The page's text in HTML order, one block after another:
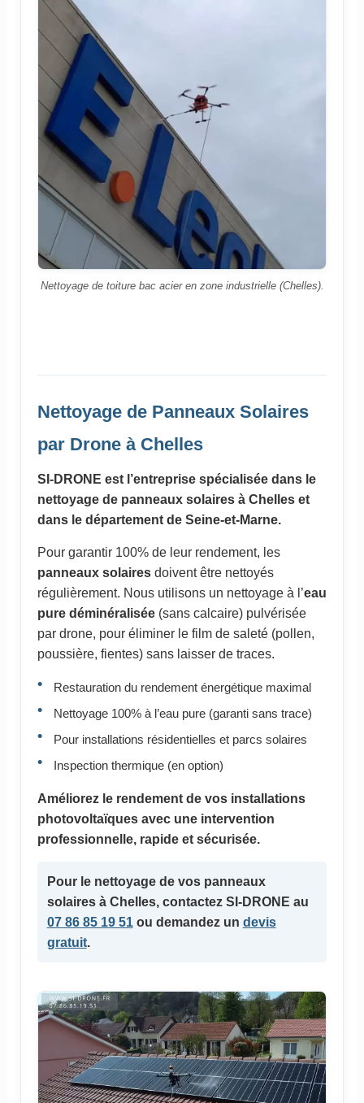
Nettoyage de toiture bac acier en zone industrielle (Chelles).
Nettoyage de Panneaux Solaires
par Drone à Chelles
SI-DRONE est l’entreprise spécialisée dans le
nettoyage de panneaux solaires à Chelles et
dans le département de Seine-et-Marne.
Pour garantir 100% de leur rendement, les
panneaux solairesdoivent être nettoyés
régulièrement. Nous utilisons un nettoyage à l’eau
pure déminéralisée(sans calcaire) pulvérisée
par drone, pour éliminer le film de saleté (pollen,
poussière, fientes) sans laisser de traces.
Restauration du rendement énergétique maximal
Nettoyage 100% à l’eau pure (garanti sans trace)
Pour installations résidentielles et parcs solaires
Inspection thermique (en option)
Améliorez le rendement de vos installations
photovoltaïques avec une intervention
professionnelle, rapide et sécurisée.
Pour le nettoyage de vos panneaux
solairesà Chelles, contactez SI-DRONE au
07 86 85 19 51ou demandez un devis
gratuit.